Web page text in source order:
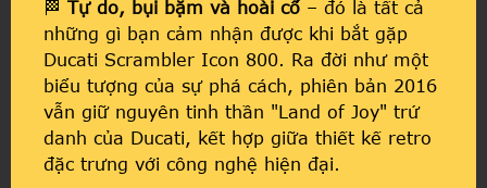
🏁 Tự do, bụi bặm và hoài cổ – đó là tất cả
những gì bạn cảm nhận được khi bắt gặp
Ducati Scrambler Icon 800. Ra đời như một
biểu tượng của sự phá cách, phiên bản 2016
vẫn giữ nguyên tinh thần "Land of Joy" trứ
danh của Ducati, kết hợp giữa thiết kế retro
đặc trưng với công nghệ hiện đại.